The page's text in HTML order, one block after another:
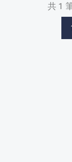
共 1